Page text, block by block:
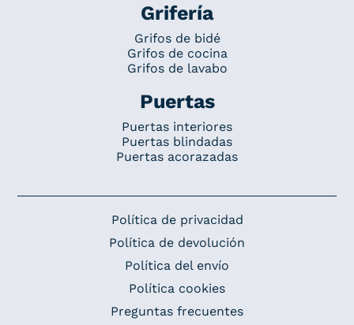
Grifería
Grifos de bidé
Grifos de cocina
Grifos de lavabo
Puertas
Puertas interiores
Puertas blindadas
Puertas acorazadas
Política de privacidad
Política de devolución
Política del envío
Política cookies
Preguntas frecuentes